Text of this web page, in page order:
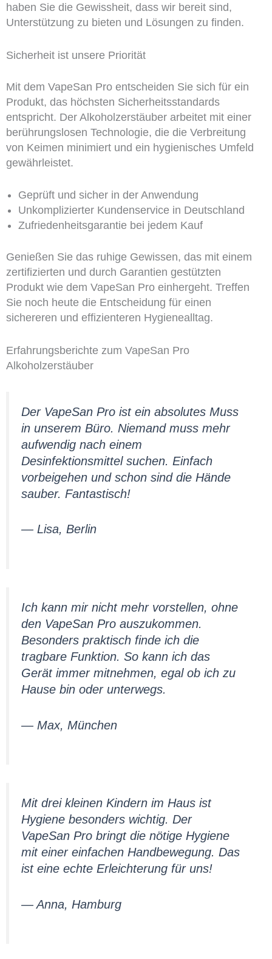
haben Sie die Gewissheit, dass wir bereit sind,
Unterstützung zu bieten und Lösungen zu finden.
Sicherheit ist unsere Priorität
Mit dem VapeSan Pro entscheiden Sie sich für ein
Produkt, das höchsten Sicherheitsstandards
entspricht. Der Alkoholzerstäuber arbeitet mit einer
berührungslosen Technologie, die die Verbreitung
von Keimen minimiert und ein hygienisches Umfeld
gewährleistet.
Geprüft und sicher in der Anwendung
Unkomplizierter Kundenservice in Deutschland
Zufriedenheitsgarantie bei jedem Kauf
Genießen Sie das ruhige Gewissen, das mit einem
zertifizierten und durch Garantien gestützten
Produkt wie dem VapeSan Pro einhergeht. Treffen
Sie noch heute die Entscheidung für einen
sichereren und effizienteren Hygienealltag.
Erfahrungsberichte zum VapeSan Pro
Alkoholzerstäuber
Der VapeSan Pro ist ein absolutes Muss
in unserem Büro. Niemand muss mehr
aufwendig nach einem
Desinfektionsmittel suchen. Einfach
vorbeigehen und schon sind die Hände
sauber. Fantastisch!
— Lisa, Berlin
Ich kann mir nicht mehr vorstellen, ohne
den VapeSan Pro auszukommen.
Besonders praktisch finde ich die
tragbare Funktion. So kann ich das
Gerät immer mitnehmen, egal ob ich zu
Hause bin oder unterwegs.
— Max, München
Mit drei kleinen Kindern im Haus ist
Hygiene besonders wichtig. Der
VapeSan Pro bringt die nötige Hygiene
mit einer einfachen Handbewegung. Das
ist eine echte Erleichterung für uns!
— Anna, Hamburg